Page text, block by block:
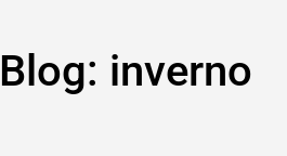
Blog: inverno